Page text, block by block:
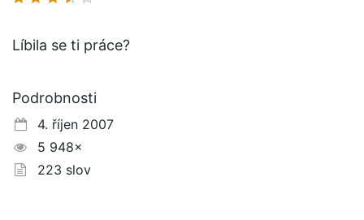
Líbila se ti práce?
Podrobnosti
4. říjen 2007
5 948×
223 slov